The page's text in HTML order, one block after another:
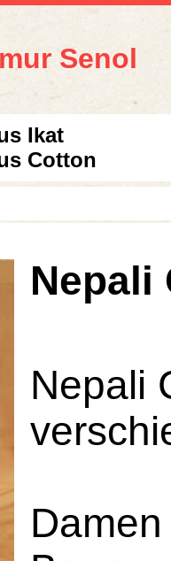
Senol
Ikat
Cotton
Nepali
Nepali